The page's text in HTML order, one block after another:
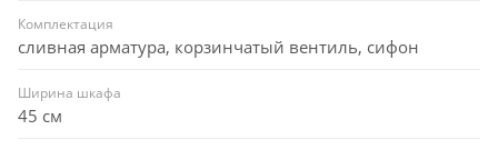
Комплектация
сливная арматура, корзинчатый вентиль, сифон
Ширина шкафа
45 см